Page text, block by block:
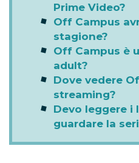
Prime Video?
Off Campus
stagione?
Off Campus è
adult?
Dove vedere
streaming?
Devo leggere i
guardare la